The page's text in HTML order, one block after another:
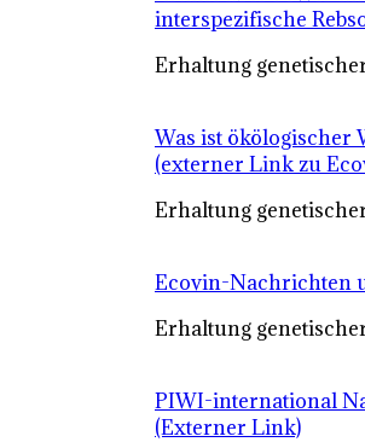
interspezifische
Erhaltung
Was ist ökölogischer
(externer Link zu
Erhaltung
Ecovin-Nachrichten
Erhaltung
PIWI-international
(Externer Link)